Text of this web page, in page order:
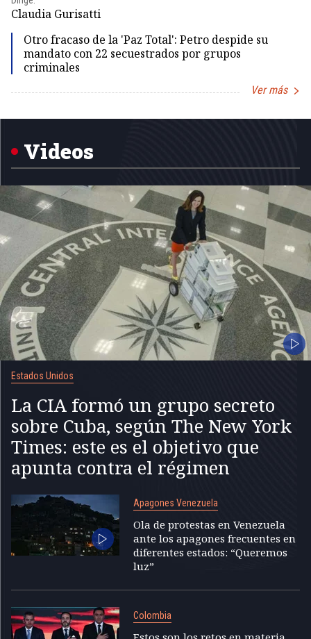
Claudia Gurisatti
Otro fracaso de la 'Paz Total': Petro despide su
mandato con 22 secuestrados por grupos
criminales
Ver más
Videos
Estados Unidos
La CIA formó un grupo secreto
sobre Cuba, según The New York
Times: este es el objetivo que
apunta contra el régimen
Apagones Venezuela
Ola de protestas en Venezuela
ante los apagones frecuentes en
diferentes estados: “Queremos
luz”
Colombia